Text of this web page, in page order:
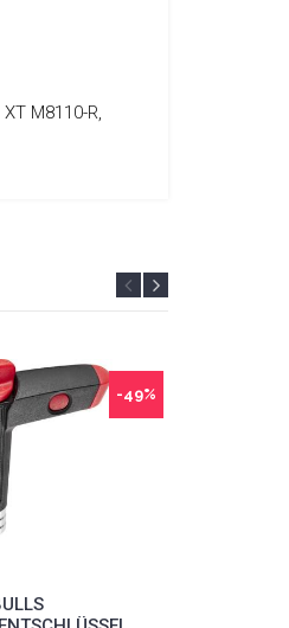
M8110-R,
-49%